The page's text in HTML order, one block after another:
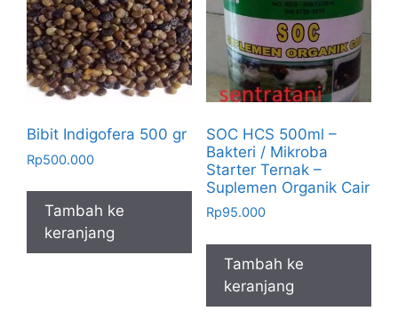
Bibit Indigofera 500 gr
Rp500.000
Tambah ke
keranjang
SOC HCS 500ml –
Bakteri / Mikroba
Starter Ternak –
Suplemen Organik Cair
Rp95.000
Tambah ke
keranjang